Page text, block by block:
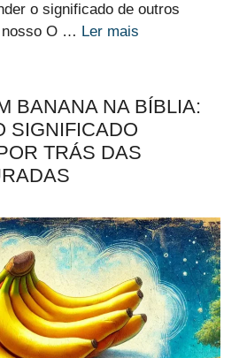
o significado de outros
nosso O … Ler mais
BANANA NA BÍBLIA:
SIGNIFICADO
TRÁS DAS